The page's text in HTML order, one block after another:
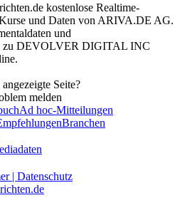
kostenlose Realtime-
und Daten von ARIVA.DE AG.
und
zu DEVOLVER DIGITAL INC
.
Seite?
melden
Ad hoc-Mitteilungen
Branchen
| Datenschutz